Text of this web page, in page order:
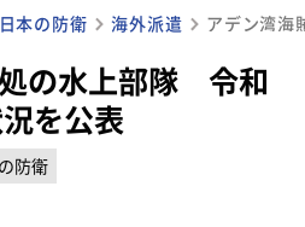
日本の防衛 海外派遣
の水上部隊 令和
を公表
防衛